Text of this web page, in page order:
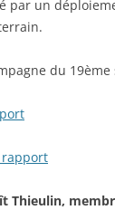
par un
du 19ème
Thieulin,